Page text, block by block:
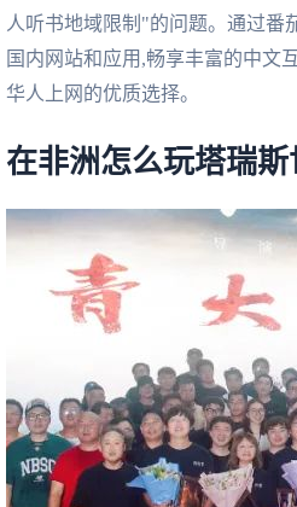
人听书地域限制"的问题。通过番
国内网站和应用,畅享丰富的中文
华人上网的优质选择。
在非洲怎么玩塔瑞斯